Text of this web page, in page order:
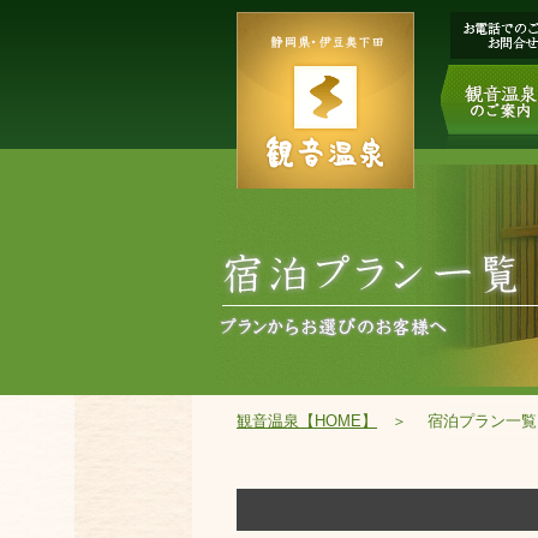
観音温泉【HOME】 ＞ 宿泊プラン一覧